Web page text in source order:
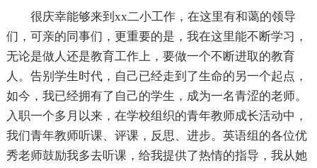
很庆幸能够来到xx二小工作，在这里有和蔼的领导
们，可亲的同事们，更重要的是，我在这里能不断学习，
无论是做人还是教育工作上，要做一个不断进取的教育
人。告别学生时代，自己已经走到了生命的另一个起点，
如今，我已经拥有了自己的学生，成为一名青涩的老师。
入职一个多月以来，在学校组织的青年教师成长活动中，
我们青年教师听课、评课，反思、进步。英语组的各位优
秀老师鼓励我多去听课，给我提供了热情的指导，我从她